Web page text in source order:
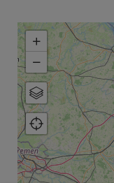
+
−
Karte
Luftbild